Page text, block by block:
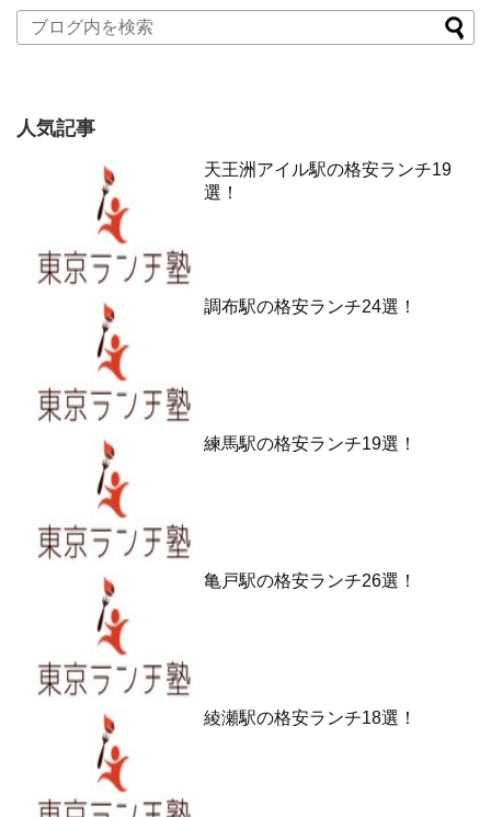
人気記事
天王洲アイル駅の格安ランチ19
選！
調布駅の格安ランチ24選！
練馬駅の格安ランチ19選！
亀戸駅の格安ランチ26選！
綾瀬駅の格安ランチ18選！